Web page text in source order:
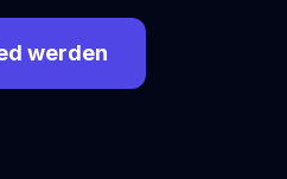
werden